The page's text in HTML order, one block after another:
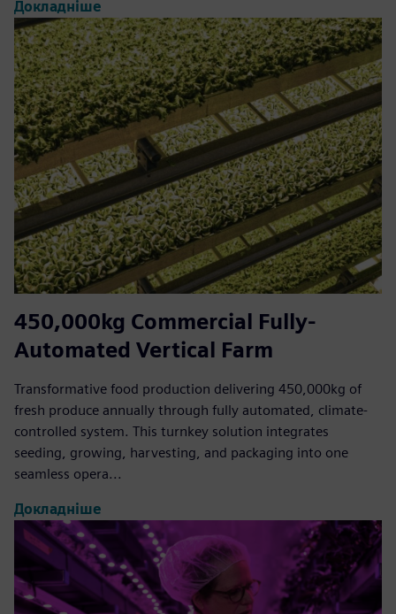
Докладніше
450,000kg Commercial Fully-
Automated Vertical Farm
Transformative food production delivering 450,000kg of
fresh produce annually through fully automated, climate-
controlled system. This turnkey solution integrates
seeding, growing, harvesting, and packaging into one
seamless opera...
Докладніше